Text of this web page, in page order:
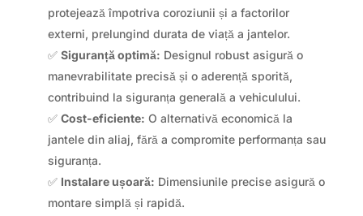
protejează împotriva coroziunii și a factorilor
externi, prelungind durata de viață a jantelor.
✅ Siguranță optimă: Designul robust asigură o
manevrabilitate precisă și o aderență sporită,
contribuind la siguranța generală a vehiculului.
✅ Cost-eficiente: O alternativă economică la
jantele din aliaj, fără a compromite performanța sau
siguranța.
✅ Instalare ușoară: Dimensiunile precise asigură o
montare simplă și rapidă.